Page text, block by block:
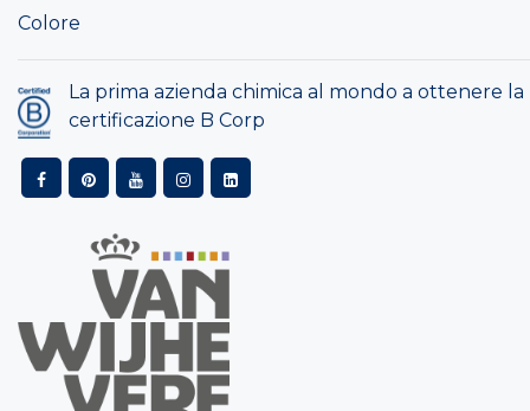
Colore
La prima azienda chimica al mondo a ottenere la
certificazione B Corp